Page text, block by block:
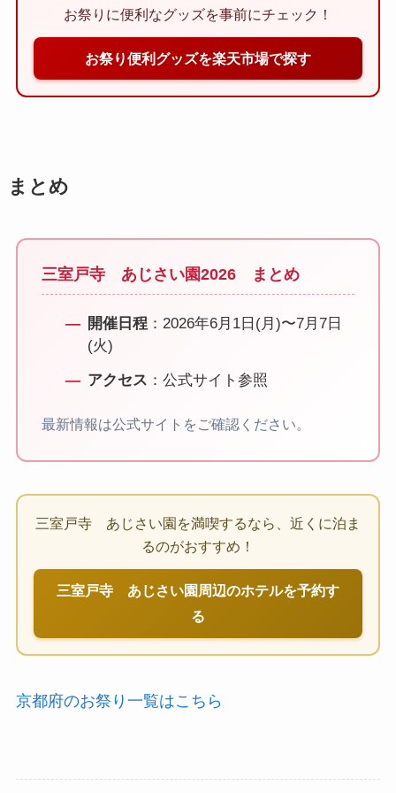
お祭りに便利なグッズを事前にチェック！
お祭り便利グッズを楽天市場で探す
まとめ
三室戸寺 あじさい園2026 まとめ
開催日程：2026年6月1日(月)〜7月7日
(火)
アクセス ：公式サイト参照
最新情報は公式サイトをご確認ください。
三室戸寺 あじさい園を満喫するなら、近くに泊ま
るのがおすすめ！
三室戸寺 あじさい園周辺のホテルを予約す
る
京都府のお祭り一覧はこちら